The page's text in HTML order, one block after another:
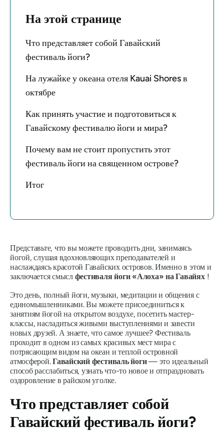
На этой странице
Что представляет собой Гавайский
фестиваль йоги?
На лужайке у океана отеля Kauai Shores в
октябре
Как принять участие и подготовиться к
Гавайскому фестивалю йоги и мира?
Почему вам не стоит пропустить этот
фестиваль йоги на священном острове?
Итог
Представьте, что вы можете проводить дни, занимаясь
йогой, слушая вдохновляющих преподавателей и
наслаждаясь красотой Гавайских островов. Именно в этом и
заключается смысл фестиваля йоги «Алоха» на Гавайях!
Это день, полный йоги, музыки, медитации и общения с
единомышленниками. Вы можете присоединиться к
занятиям йогой на открытом воздухе, посетить мастер-
классы, насладиться живыми выступлениями и завести
новых друзей. А знаете, что самое лучшее? Фестиваль
проходит в одном из самых красивых мест мира с
потрясающим видом на океан и теплой островной
атмосферой.Гавайский фестиваль йоги— это идеальный
способ расслабиться, узнать что-то новое и отпраздновать
оздоровление в райском уголке.
Что представляет собой
Гавайский фестиваль йоги?